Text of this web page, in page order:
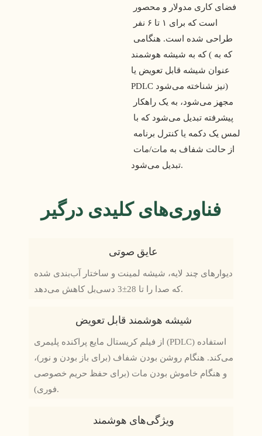
که به شیشه هوشمند (که به
عنوان شیشه قابل تعویض یا
PDLC نیز شناخته می‌شود)
تبدیل می‌شود.
فناوری‌های کلیدی درگیر
عایق صوتی
دیوارهای چند لایه، شیشه لمینت و ساختار آب‌بندی شده
که صدا را تا 28±3 دسی‌بل کاهش می‌دهد.
شیشه هوشمند قابل تعویض
از فیلم کریستال مایع پراکنده پلیمری (PDLC) استفاده
می‌کند. هنگام روشن بودن شفاف (برای باز بودن و نور)،
و هنگام خاموش بودن مات (برای حفظ حریم خصوصی
فوری).
ویژگی‌های هوشمند